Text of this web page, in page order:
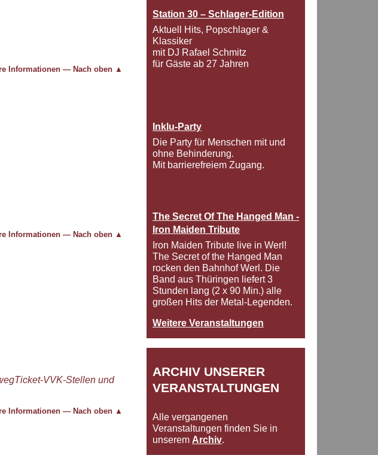
Informationen — Nach oben ▲
Informationen — Nach oben ▲
VVK-Stellen und
Informationen — Nach oben ▲
Station 30 – Schlager-Edition
Aktuell Hits, Popschlager &
Klassiker
mit DJ Rafael Schmitz
für Gäste ab 27 Jahren
Inklu-Party
Die Party für Menschen mit und
ohne Behinderung.
Mit barrierefreiem Zugang.
The Secret Of The Hanged Man -
Iron Maiden Tribute
Iron Maiden Tribute live in Werl!
The Secret of the Hanged Man
rocken den Bahnhof Werl. Die
Band aus Thüringen liefert 3
Stunden lang (2 x 90 Min.) alle
großen Hits der Metal-Legenden.
Weitere Veranstaltungen
ARCHIV UNSERER
VERANSTALTUNGEN
Alle vergangenen
Veranstaltungen finden Sie in
unserem Archiv.